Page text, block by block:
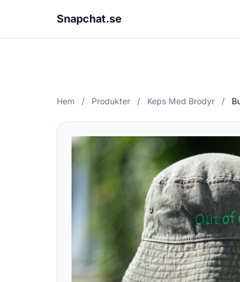
Snapchat.se
Hem / Produkter / Keps Med Brodyr /